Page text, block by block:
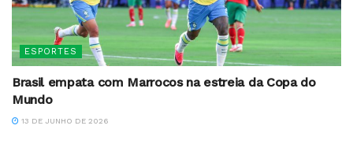
ESPORTES
Brasil empata com Marrocos na estreia da Copa do
Mundo
13 DE JUNHO DE 2026